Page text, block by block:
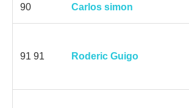
90 Carlos simon
91 91 Roderic Guigo